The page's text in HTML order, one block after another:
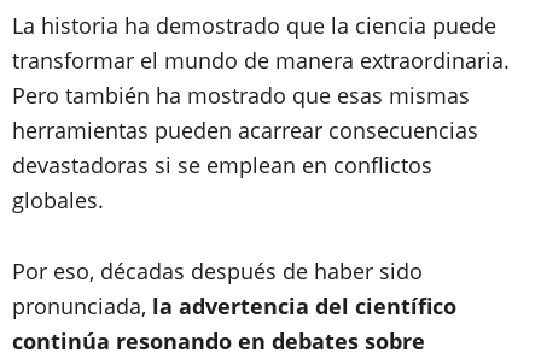
La historia ha demostrado que la ciencia puede
transformar el mundo de manera extraordinaria.
Pero también ha mostrado que esas mismas
herramientas pueden acarrear consecuencias
devastadoras si se emplean en conflictos
globales.
Por eso, décadas después de haber sido
pronunciada, la advertencia del científico
continúa resonando en debates sobre